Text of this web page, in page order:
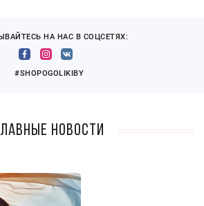
НА НАС В СОЦСЕТЯХ:
#SHOPOGOLIKIBY
новости